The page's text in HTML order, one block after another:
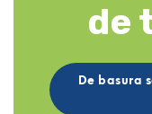
de
De basura